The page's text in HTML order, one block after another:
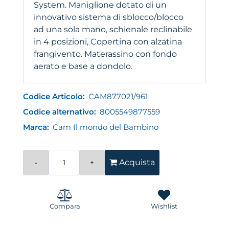
System. Maniglione dotato di un
innovativo sistema di sblocco/blocco
ad una sola mano, schienale reclinabile
in 4 posizioni, Copertina con alzatina
frangivento. Materassino con fondo
aerato e base a dondolo.
Codice Articolo: CAM877021/961
Codice alternativo: 8005549877559
Marca: Cam Il mondo del Bambino
Acquista
Compara Wishlist